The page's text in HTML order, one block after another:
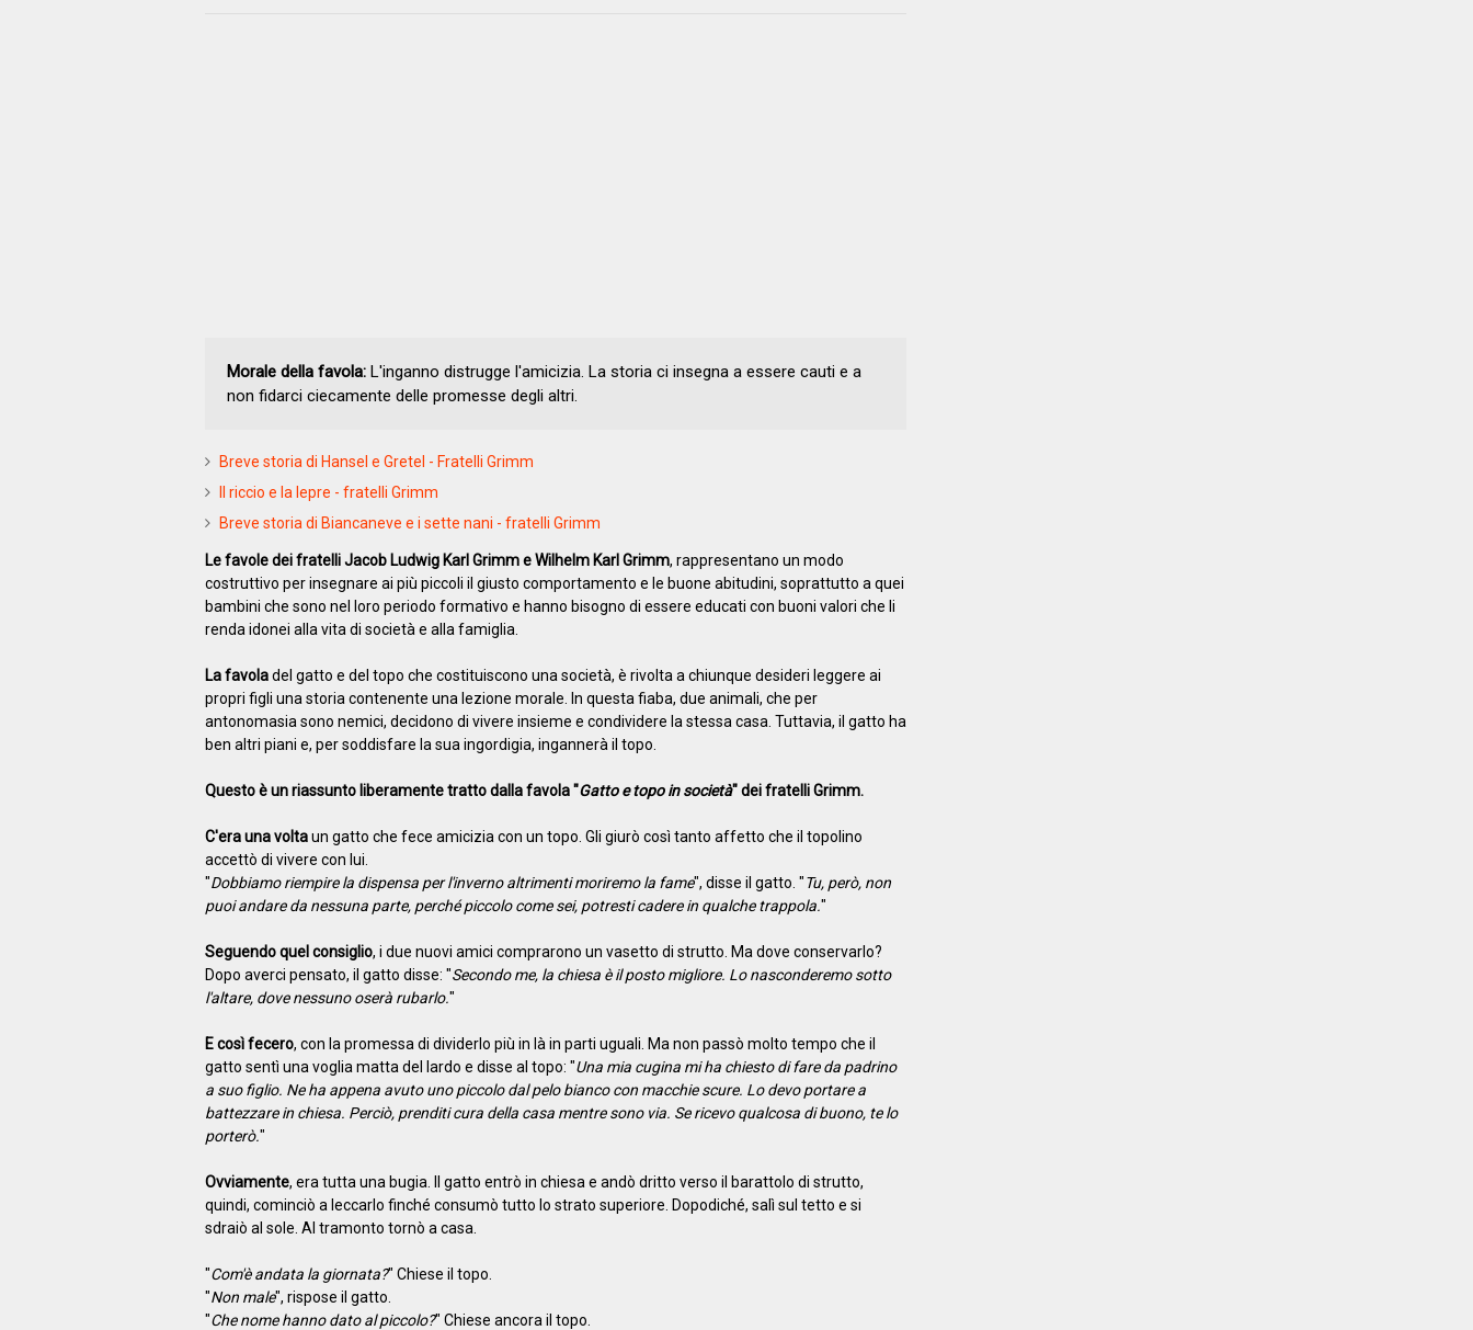
Morale della favola:L'inganno distrugge l'amicizia. La storia ci insegna a essere cauti e a
non fidarci ciecamente delle promesse degli altri.
Breve storia di Hansel e Gretel - Fratelli Grimm
Il riccio e la lepre - fratelli Grimm
Breve storia di Biancaneve e i sette nani - fratelli Grimm
Le favole dei fratelli Jacob Ludwig Karl Grimm e Wilhelm Karl Grimm, rappresentano un modo
costruttivo per insegnare ai più piccoli il giusto comportamento e le buone abitudini, soprattutto a quei
bambini che sono nel loro periodo formativo e hanno bisogno di essere educati con buoni valori che li
renda idonei alla vita di società e alla famiglia.
La favoladel gatto e del topo che costituiscono una società, è rivolta a chiunque desideri leggere ai
propri figli una storia contenente una lezione morale. In questa fiaba, due animali, che per
antonomasia sono nemici, decidono di vivere insieme e condividere la stessa casa. Tuttavia, il gatto ha
ben altri piani e, per soddisfare la sua ingordigia, ingannerà il topo.
Questo è un riassunto liberamente tratto dalla favola "Gatto e topo in società" dei fratelli Grimm.
C'era una voltaun gatto che fece amicizia con un topo. Gli giurò così tanto affetto che il topolino
accettò di vivere con lui.
"Dobbiamo riempire la dispensa per l'inverno altrimenti moriremo la fame", disse il gatto. "Tu, però, non
puoi andare da nessuna parte, perché piccolo come sei, potresti cadere in qualche trappola."
Seguendo quel consiglio, i due nuovi amici comprarono un vasetto di strutto. Ma dove conservarlo?
Dopo averci pensato, il gatto disse: "Secondo me, la chiesa è il posto migliore. Lo nasconderemo sotto
l'altare, dove nessuno oserà rubarlo."
E così fecero, con la promessa di dividerlo più in là in parti uguali. Ma non passò molto tempo che il
gatto sentì una voglia matta del lardo e disse al topo: "Una mia cugina mi ha chiesto di fare da padrino
a suo figlio. Ne ha appena avuto uno piccolo dal pelo bianco con macchie scure. Lo devo portare a
battezzare in chiesa. Perciò, prenditi cura della casa mentre sono via. Se ricevo qualcosa di buono, te lo
porterò."
Ovviamente, era tutta una bugia. Il gatto entrò in chiesa e andò dritto verso il barattolo di strutto,
quindi, cominciò a leccarlo finché consumò tutto lo strato superiore. Dopodiché, salì sul tetto e si
sdraiò al sole. Al tramonto tornò a casa.
"Com'è andata la giornata?" Chiese il topo.
"Non male", rispose il gatto.
"Che nome hanno dato al piccolo?" Chiese ancora il topo.